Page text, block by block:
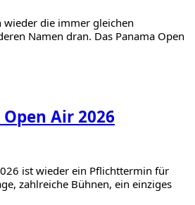
wieder die immer gleichen
Namen dran. Das Panama Open
Air 2026
ist wieder ein Pflichttermin für
zahlreiche Bühnen, ein einziges